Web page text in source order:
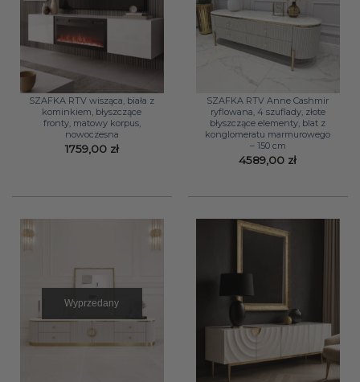
SZAFKA RTV wisząca, biała z
kominkiem, błyszczące
fronty, matowy korpus,
nowoczesna
1759,00 zł
SZAFKA RTV Anne Cashmir
ryflowana, 4 szuflady, złote
błyszczące elementy, blat z
konglomeratu marmurowego
– 150 cm
4589,00 zł
Wyprzedany